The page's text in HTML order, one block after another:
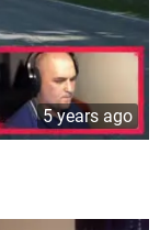
5 years ago